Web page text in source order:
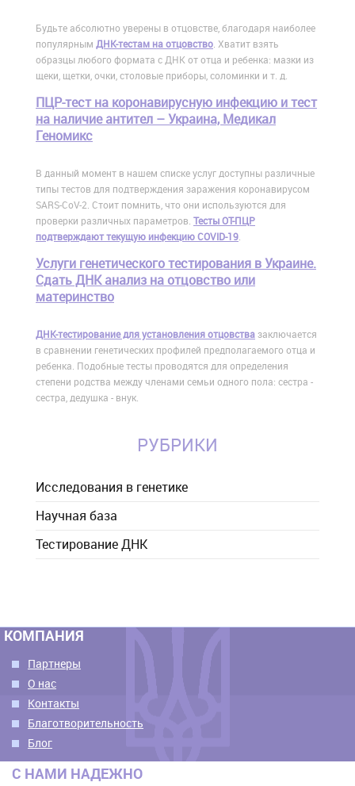
Будьте абсолютно уверены в отцовстве, благодаря наиболее
популярным ДНК-тестам на отцовство . Хватит взять
образцы любого формата с ДНК от отца и ребенка: мазки из
щеки, щетки, очки, столовые приборы, соломинки и т. д.
ПЦР-тест на коронавирусную инфекцию и тест
на наличие антител – Украина, Медикал
Геномикс
В данный момент в нашем списке услуг доступны различные
типы тестов для подтверждения заражения коронавирусом
SARS-CoV-2. Стоит помнить, что они используются для
проверки различных параметров. Тесты ОТ-ПЦР
подтверждают текущую инфекцию COVID-19
Услуги генетического тестирования в Украине.
Сдать ДНК анализ на отцовство или
материнство
ДНК-тестирование для установления отцовствазаключается
в сравнении генетических профилей предполагаемого отца и
ребенка. Подобные тесты проводятся для определения
степени родства между членами семьи одного пола: сестра -
сестра, дедушка - внук.
РУБРИКИ
Исследования в генетике
Научная база
Тестирование ДНК
КОМПАНИЯ
Партнеры
О нас
Контакты
Благотворительность
Блог
С НАМИ НАДЕЖНО